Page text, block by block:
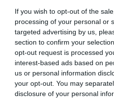
If you wish to opt-out of the
processing of your personal or
targeted advertising by us,
section to confirm your
opt-out request is processed
interest-based ads based on
us or personal information
your opt-out. You may
disclosure of your personal
Ψεκαστήρας χημικών
20518 υλικών (7676R001)
1000fpm 1 λίτρο epoca
SKU